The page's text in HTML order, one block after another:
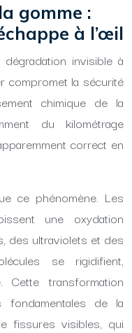
gomme :
à l’œil
invisible à
compromet la sécurité
chimique de la
du kilométrage
correct en
ce phénomène. Les
une oxydation
des ultraviolets et des
se rigidifient,
Cette transformation
fondamentales de la
fissures visibles, qui